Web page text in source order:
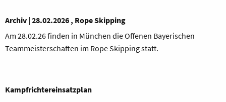
Archiv | 28.02.2026 , Rope Skipping
Am 28.02.26 finden in München die Offenen Bayerischen
Teammeisterschaften im Rope Skipping statt.
Kampfrichtereinsatzplan